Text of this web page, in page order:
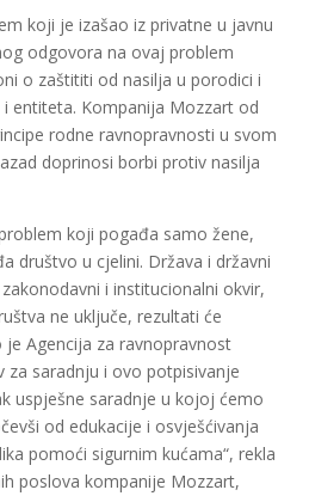
koji je izašao iz privatne u javnu
odgovora na ovaj problem
o zaštititi od nasilja u porodici i
entiteta. Kompanija Mozzart od
rodne ravnopravnosti u svom
doprinosi borbi protiv nasilja
koji pogađa samo žene,
društvo u cjelini. Država i državni
i institucionalni okvir,
ne uključe, rezultati će
Agencija za ravnopravnost
za saradnju i ovo potpisivanje
uspješne saradnje u kojoj ćemo
od edukacije i osvješćivanja
pomoći sigurnim kućama“, rekla
poslova kompanije Mozzart,